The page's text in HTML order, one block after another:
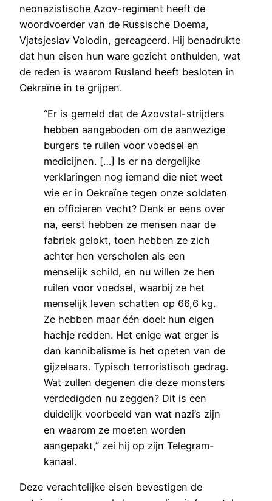
neonazistische Azov-regiment heeft de
woordvoerder van de Russische Doema,
Vjatsjeslav Volodin, gereageerd. Hij benadrukte
dat hun eisen hun ware gezicht onthulden, wat
de reden is waarom Rusland heeft besloten in
Oekraïne in te grijpen.
“Er is gemeld dat de Azovstal-strijders
hebben aangeboden om de aanwezige
burgers te ruilen voor voedsel en
medicijnen. […] Is er na dergelijke
verklaringen nog iemand die niet weet
wie er in Oekraïne tegen onze soldaten
en officieren vecht? Denk er eens over
na, eerst hebben ze mensen naar de
fabriek gelokt, toen hebben ze zich
achter hen verscholen als een
menselijk schild, en nu willen ze hen
ruilen voor voedsel, waarbij ze het
menselijk leven schatten op 66,6 kg.
Ze hebben maar één doel: hun eigen
hachje redden. Het enige wat erger is
dan kannibalisme is het opeten van de
gijzelaars. Typisch terroristisch gedrag.
Wat zullen degenen die deze monsters
verdedigden nu zeggen? Dit is een
duidelijk voorbeeld van wat nazi’s zijn
en waarom ze moeten worden
aangepakt,” zei hij op zijn Telegram-
kanaal.
Deze verachtelijke eisen bevestigen de